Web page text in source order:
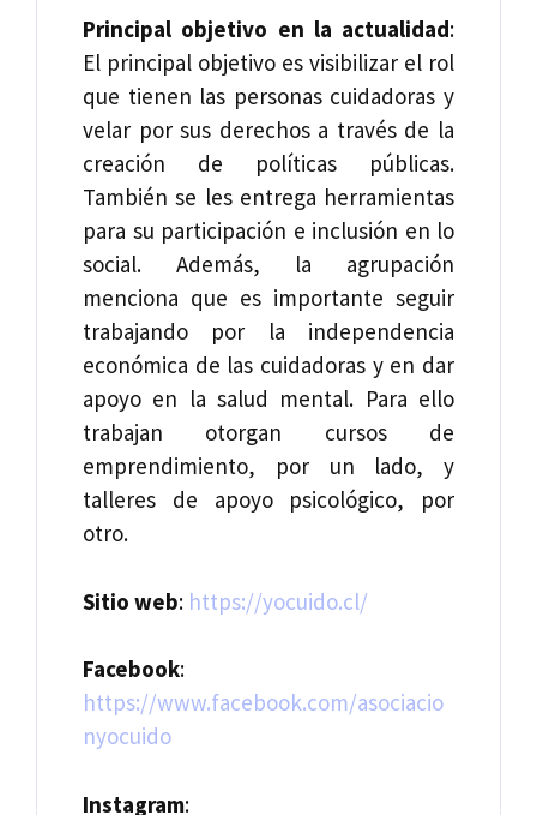
Principal objetivo en la actualidad:
El principal objetivo es visibilizar el rol
que tienen las personas cuidadoras y
velar por sus derechos a través de la
creación de políticas públicas.
También se les entrega herramientas
para su participación e inclusión en lo
social. Además, la agrupación
menciona que es importante seguir
trabajando por la independencia
económica de las cuidadoras y en dar
apoyo en la salud mental. Para ello
trabajan otorgan cursos de
emprendimiento, por un lado, y
talleres de apoyo psicológico, por
otro.
Sitio web: https://yocuido.cl/
Facebook:
https://www.facebook.com/asociacio
nyocuido
Instagram: